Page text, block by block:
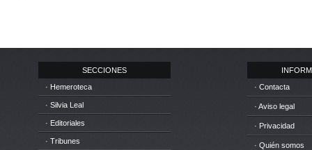
SECCIONES
· Hemeroteca
· Silvia Leal
· Editoriales
· Tribunes
· Contacta
· Aviso legal
· Privacidad
· Quién somos